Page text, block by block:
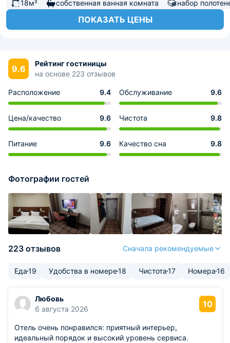
18м² собственная ванная комната набор
ПОКАЗАТЬ ЦЕНЫ
9.6
Рейтинг гостиницы
на основе 223 отзывов
Расположение 9.4 Обслуживание 9.6
Цена/качество 9.6 Чистота 9.8
Питание 9.6 Качество сна 9.8
Фотографии гостей
223 отзывов Сначала рекомендуемые
Еда19 Удобства в номере18 Чистота17 Номера16
Любовь
6 августа 2026
10
Отель очень понравился: приятный интерьер,
идеальный порядок и высокий уровень сервиса.